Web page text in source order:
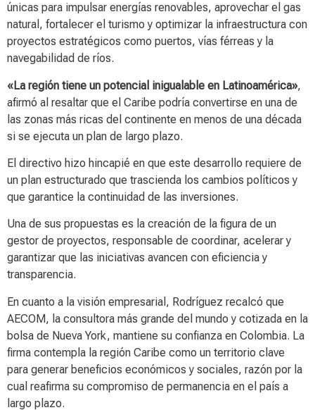
únicas para impulsar energías renovables, aprovechar el gas
natural, fortalecer el turismo y optimizar la infraestructura con
proyectos estratégicos como puertos, vías férreas y la
navegabilidad de ríos.
«La región tiene un potencial inigualable en Latinoamérica»,
afirmó al resaltar que el Caribe podría convertirse en una de
las zonas más ricas del continente en menos de una década
si se ejecuta un plan de largo plazo.
El directivo hizo hincapié en que este desarrollo requiere de
un plan estructurado que trascienda los cambios políticos y
que garantice la continuidad de las inversiones.
Una de sus propuestas es la creación de la figura de un
gestor de proyectos, responsable de coordinar, acelerar y
garantizar que las iniciativas avancen con eficiencia y
transparencia.
En cuanto a la visión empresarial, Rodríguez recalcó que
AECOM, la consultora más grande del mundo y cotizada en la
bolsa de Nueva York, mantiene su confianza en Colombia. La
firma contempla la región Caribe como un territorio clave
para generar beneficios económicos y sociales, razón por la
cual reafirma su compromiso de permanencia en el país a
largo plazo.